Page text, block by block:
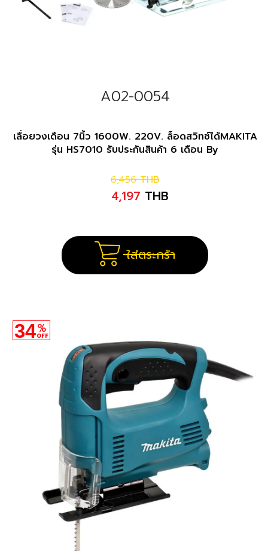
A02-0054
เลื่อยวงเดือน 7นิ้ว 1600W. 220V. ล็อดสวิทซ์ได้MAKITA
รุ่น HS7010 รับประกันสินค้า 6 เดือน By
6,456 THB
4,197 THB
ใส่ตระกร้า
34%
OFF